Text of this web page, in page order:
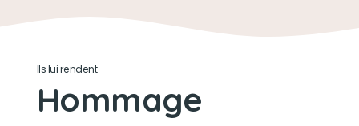
de cache cache, tes premières fois à voir de la
neige, tous les nounours que tu as détruits
Ils lui rendent
Hommage